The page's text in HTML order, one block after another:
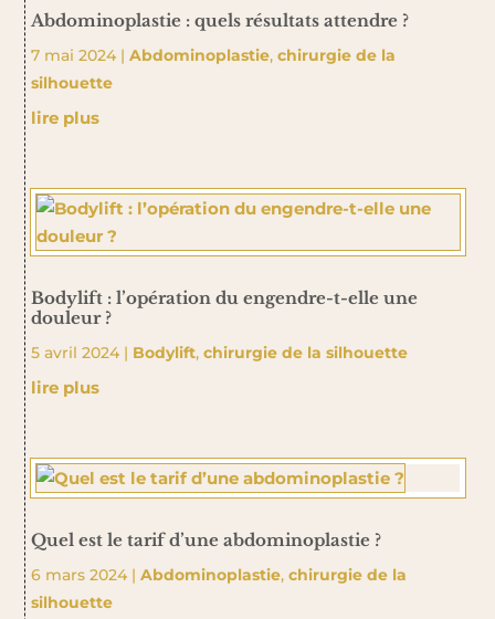
Abdominoplastie : quels résultats attendre ?
7 mai 2024| Abdominoplastie, chirurgie de la
silhouette
lire plus
Bodylift : l’opération du engendre-t-elle une
douleur ?
5 avril 2024| Bodylift, chirurgie de la silhouette
lire plus
Quel est le tarif d’une abdominoplastie ?
6 mars 2024| Abdominoplastie, chirurgie de la
silhouette